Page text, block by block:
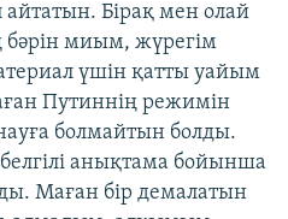
айтатын. Бірақ мен олай
миым, жүрегім
үшін қатты уайым
Путиннің режимін
болмайтын болды.
анықтама бойынша
Маған бір демалатын